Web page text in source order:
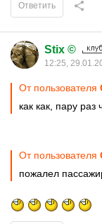
Ответить
Stix ©
12:25,
От пользователя
как как, пару раз
От пользователя
пожалел